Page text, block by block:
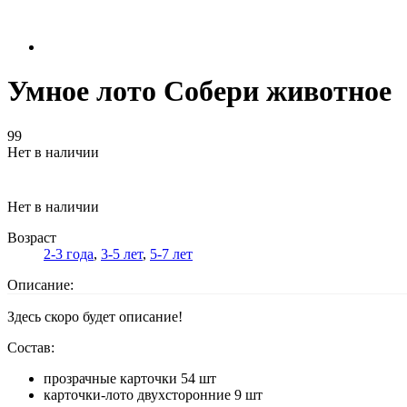
Умное лото Собери животное
99
Нет в наличии
Нет в наличии
Возраст
2-3 года, 3-5 лет, 5-7 лет
Описание:
Здесь скоро будет описание!
Состав:
прозрачные карточки 54 шт
карточки-лото двухсторонние 9 шт